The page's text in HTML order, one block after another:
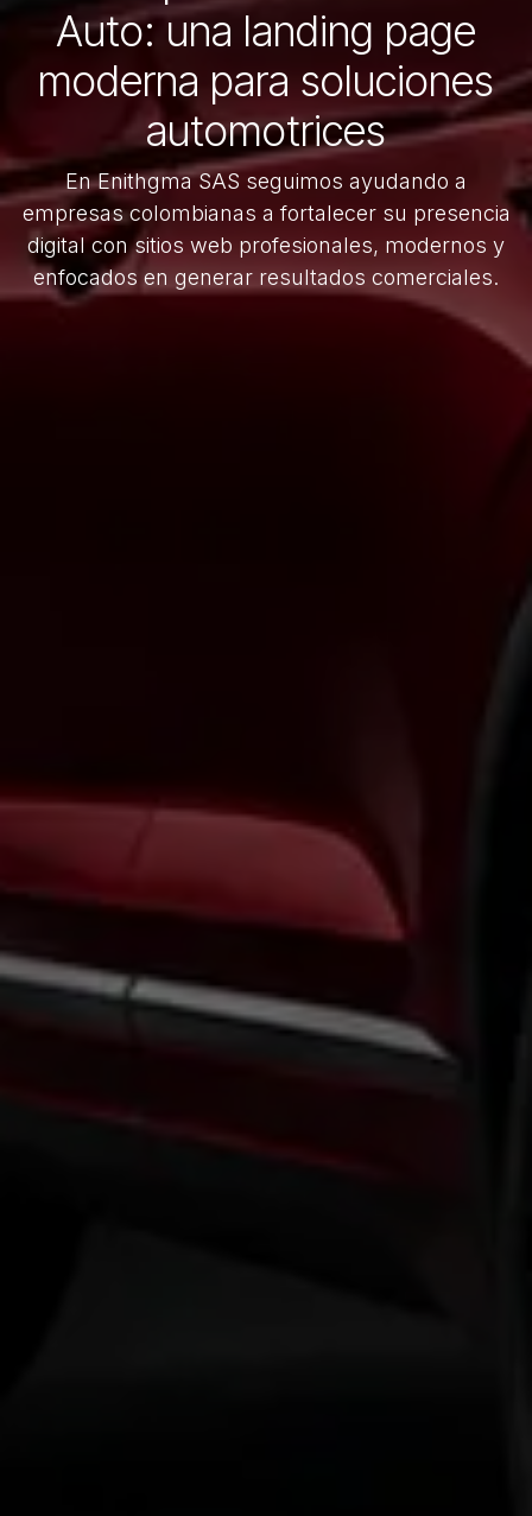
Auto: una landing page
moderna para soluciones
automotrices
En Enithgma SAS seguimos ayudando a
empresas colombianas a fortalecer su presencia
digital con sitios web profesionales, modernos y
enfocados en generar resultados comerciales.